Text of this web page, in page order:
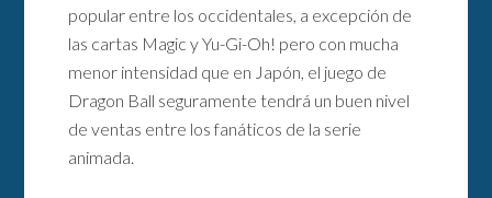
popular entre los occidentales, a excepción de
las cartas Magic y Yu-Gi-Oh! pero con mucha
menor intensidad que en Japón, el juego de
Dragon Ball seguramente tendrá un buen nivel
de ventas entre los fanáticos de la serie
animada.